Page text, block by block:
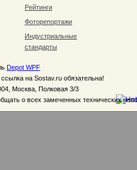
Рейтинги
Фоторепортажи
Индустриальные
стандарты
Depot WPF
на Sostav.ru обязательна!
Москва, Полковая 3/3
о всех замеченных технических